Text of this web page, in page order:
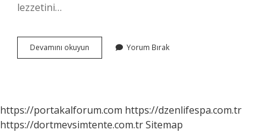
lezzetini…
Devamını okuyun
Bahçıvan
Yorum Bırak
https://portakalforum.com https://dzenlifespa.com.tr
https://dortmevsimtente.com.trSitemap